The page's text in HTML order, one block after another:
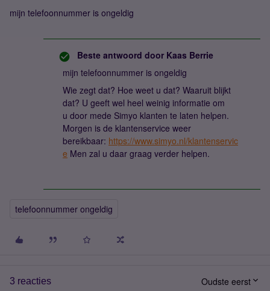
mijn telefoonnummer is ongeldig
Beste antwoord door Kaas Berrie
mijn telefoonnummer is ongeldig
Wie zegt dat? Hoe weet u dat? Waaruit blijkt
dat? U geeft wel heel weinig informatie om
u door mede Simyo klanten te laten helpen.
Morgen is de klantenservice weer
bereikbaar: https://www.simyo.nl/klantenservic
e Men zal u daar graag verder helpen.
telefoonnummer ongeldig
3 reacties Oudste eerst